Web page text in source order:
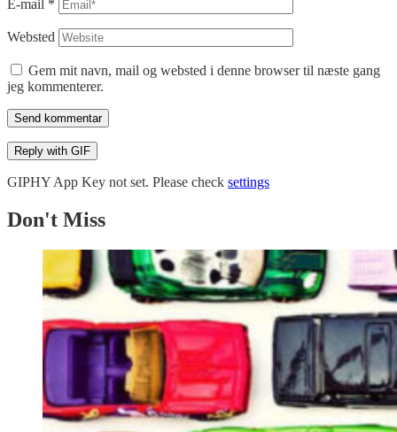
E-mail *
Websted
Gem mit navn, mail og websted i denne browser til næste gang
jeg kommenterer.
Send kommentar
Reply with GIF
GIPHY App Key not set. Please check settings
Don't Miss